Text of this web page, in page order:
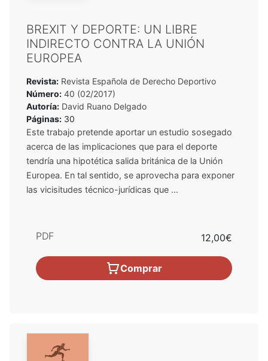
BREXIT Y DEPORTE: UN LIBRE
INDIRECTO CONTRA LA UNIÓN
EUROPEA
Revista: Revista Española de Derecho Deportivo
Número: 40 (02/2017)
Autoría: David Ruano Delgado
Páginas: 30
Este trabajo pretende aportar un estudio sosegado
acerca de las implicaciones que para el deporte
tendría una hipotética salida británica de la Unión
Europea. En tal sentido, se aprovecha para exponer
las vicisitudes técnico-jurídicas que ...
PDF 12,00€
Comprar